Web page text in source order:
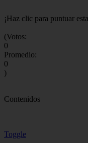
¡Haz clic para puntuar
(Votos:
0
Promedio:
0
)
Contenidos
Toggle